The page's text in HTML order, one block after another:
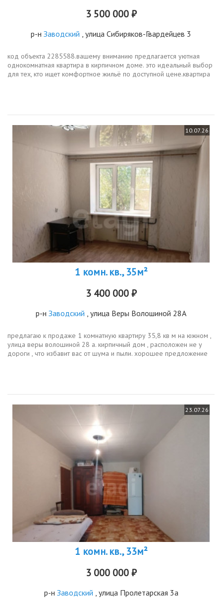
3 500 000 ₽
р-н Заводский , улица Сибиряков-Гвардейцев 3
код объекта 2285588.вашему вниманию предлагается уютная
однокомнатная квартира в кирпичном доме. это идеальный выбор
для тех, кто ищет комфортное жильё по доступной цене.квартира
10.07.26
1 комн. кв., 35м²
3 400 000 ₽
р-н Заводский , улица Веры Волошиной 28А
предлагаю к продаже 1 комнатную квартиру 35,8 кв м на южном ,
улица веры волошиной 28 а. кирпичный дом , расположен не у
дороги , что избавит вас от шума и пыли. хорошее предложение
23.07.26
1 комн. кв., 33м²
3 000 000 ₽
р-н Заводский , улица Пролетарская 3а